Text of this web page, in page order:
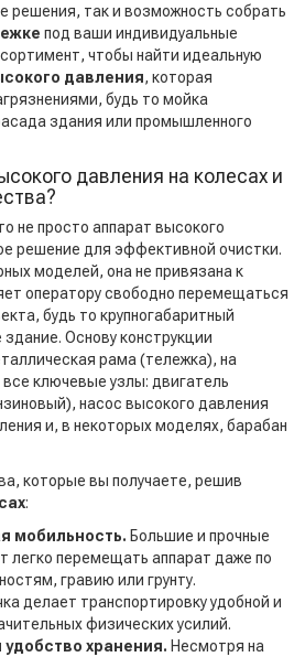
решения, так и возможность собрать
под ваши индивидуальные
чтобы найти идеальную
давления, которая
будь то мойка
здания или промышленного
давления на колесах и
не просто аппарат высокого
решение для эффективной очистки.
моделей, она не привязана к
оператору свободно перемещаться
будь то крупногабаритный
Основу конструкции
рама (тележка), на
ключевые узлы: двигатель
насос высокого давления
и, в некоторых моделях, барабан
которые вы получаете, решив
:
мобильность. Большие и прочные
легко перемещать аппарат даже по
гравию или грунту.
делает транспортировку удобной и
физических усилий.
удобство хранения. Несмотря на